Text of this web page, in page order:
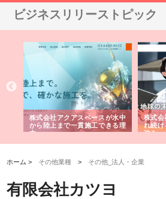
ビジネスリリーストピック
株式会社アクアスペースが水中
から陸上まで一貫施工できる理
由
株式会
れ続け
強み
ホーム > その他業種 > その他_法人・企業
有限会社カツヨ